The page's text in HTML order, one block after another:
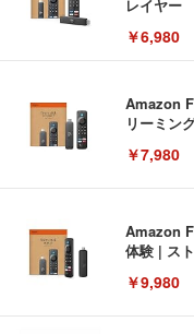
レイヤー
￥6,980
Amazon
リーミン
￥7,980
Amazon
体験 | ス
￥9,980